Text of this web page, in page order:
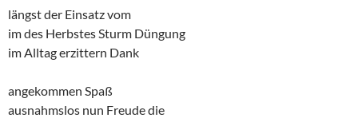
längst der Einsatz vom
im des Herbstes Sturm Düngung
im Alltag erzittern Dank
angekommen Spaß
ausnahmslos nun Freude die